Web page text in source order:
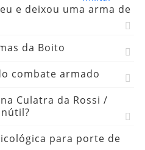
e deixou uma arma de
da Boito
combate armado
Culatra da Rossi /
para porte de